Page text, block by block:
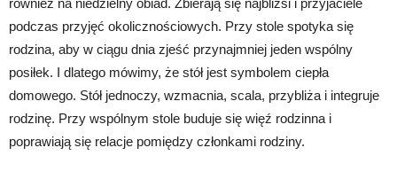
również na niedzielny obiad. Zbierają się najbliżsi i przyjaciele
podczas przyjęć okolicznościowych. Przy stole spotyka się
rodzina, aby w ciągu dnia zjeść przynajmniej jeden wspólny
posiłek. I dlatego mówimy, że stół jest symbolem ciepła
domowego. Stół jednoczy, wzmacnia, scala, przybliża i integruje
rodzinę. Przy wspólnym stole buduje się więź rodzinna i
poprawiają się relacje pomiędzy członkami rodziny.